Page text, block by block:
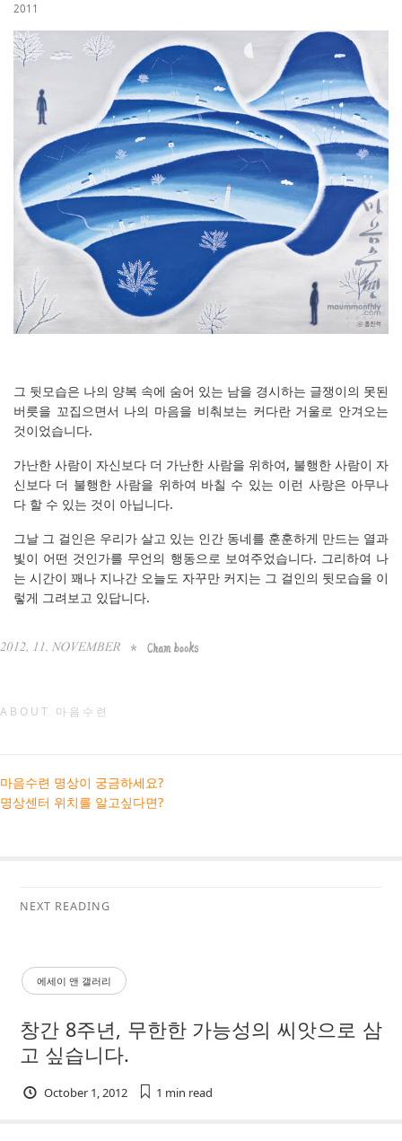
2011
그 뒷모습은 나의 양복 속에 숨어 있는 남을 경시하는 글쟁이의 못된
버릇을 꼬집으면서 나의 마음을 비춰보는 커다란 거울로 안겨오는
것이었습니다.
가난한 사람이 자신보다 더 가난한 사람을 위하여, 불행한 사람이 자
신보다 더 불행한 사람을 위하여 바칠 수 있는 이런 사랑은 아무나
다 할 수 있는 것이 아닙니다.
그날 그 걸인은 우리가 살고 있는 인간 동네를 훈훈하게 만드는 열과
빛이 어떤 것인가를 무언의 행동으로 보여주었습니다. 그리하여 나
는 시간이 꽤나 지나간 오늘도 자꾸만 커지는 그 걸인의 뒷모습을 이
렇게 그려보고 있답니다.
ABOUT 마음수련
마음수련 명상이 궁금하세요?
명상센터 위치를 알고싶다면?
NEXT READING
에세이 앤 갤러리
창간 8주년, 무한한 가능성의 씨앗으로 삼
고 싶습니다.
October 1, 2012 1 min read